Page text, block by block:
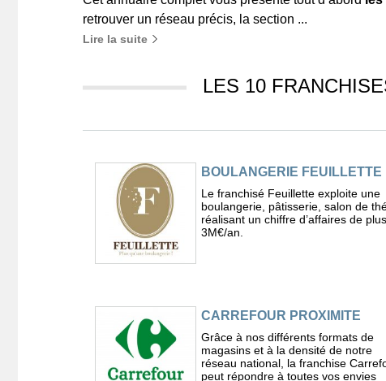
retrouver un réseau précis, la section ...
Lire la suite
LES 10
BOULANGERIE FEUILLETTE
Le franchisé Feuillette exploite une
boulangerie, pâtisserie, salon de
réalisant un chiffre d’affaires de
3M€/an.
CARREFOUR PROXIMITE
Grâce à nos différents formats de
magasins et à la densité de notre
réseau national, la franchise
peut répondre à toutes vos envies